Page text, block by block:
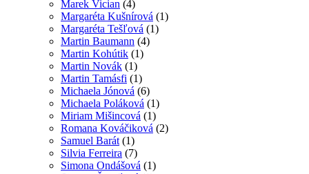
Marek Vician (4)
Margaréta Kušnírová (1)
Margaréta Tešľová (1)
Martin Baumann (4)
Martin Kohútik (1)
Martin Novák (1)
Martin Tamásfi (1)
Michaela Jónová (6)
Michaela Poláková (1)
Miriam Mišincová (1)
Romana Kováčiková (2)
Samuel Barát (1)
Silvia Ferreira (7)
Simona Ondášová (1)